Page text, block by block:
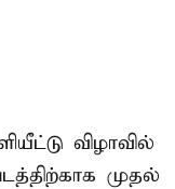
விழாவில்
முதல்